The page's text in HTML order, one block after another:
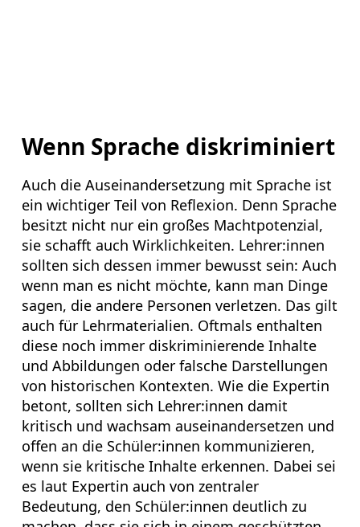
Wenn Sprache diskriminiert
Auch die Auseinandersetzung mit Sprache ist
ein wichtiger Teil von Reflexion. Denn Sprache
besitzt nicht nur ein großes Machtpotenzial,
sie schafft auch Wirklichkeiten. Lehrer:innen
sollten sich dessen immer bewusst sein: Auch
wenn man es nicht möchte, kann man Dinge
sagen, die andere Personen verletzen. Das gilt
auch für Lehrmaterialien. Oftmals enthalten
diese noch immer diskriminierende Inhalte
und Abbildungen oder falsche Darstellungen
von historischen Kontexten. Wie die Expertin
betont, sollten sich Lehrer:innen damit
kritisch und wachsam auseinandersetzen und
offen an die Schüler:innen kommunizieren,
wenn sie kritische Inhalte erkennen. Dabei sei
es laut Expertin auch von zentraler
Bedeutung, den Schüler:innen deutlich zu